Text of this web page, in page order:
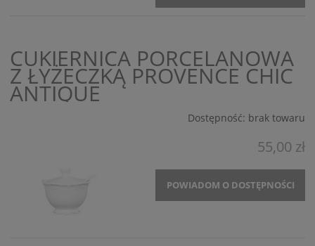
CUKIERNICA PORCELANOWA
Z ŁYŻECZKĄ PROVENCE CHIC
ANTIQUE
Dostępność: brak towaru
55,00 zł
POWIADOM O DOSTĘPNOŚCI